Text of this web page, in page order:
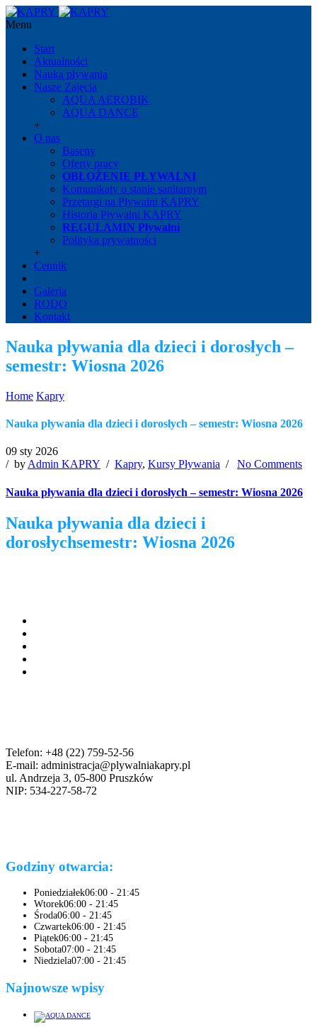
Menu
Start
Aktualności
Nauka pływania
Nasze Zajęcia
AQUA AEROBIK
AQUA DANCE
+
O nas
Baseny
Oferty pracy
OBŁOŻENIE PŁYWALNI
Komunikaty o stanie sanitarnym
Przetargi na Pływalni KAPRY
Historia Pływalni KAPRY
REGULAMIN Pływalni
Polityka prywatności
+
Cennik
Galeria
RODO
Kontakt
Nauka pływania dla dzieci i dorosłych –
semestr: Wiosna 2026
Home Kapry
Nauka pływania dla dzieci i dorosłych – semestr: Wiosna 2026
09 sty 2026
/ by Admin KAPRY / Kapry, Kursy Pływania / No Comments
Nauka pływania dla dzieci i dorosłych – semestr: Wiosna 2026
Nauka pływania dla dzieci i
dorosłychsemestr: Wiosna 2026
Telefon: +48 (22) 759-52-56
E-mail: administracja@plywalniakapry.pl
ul. Andrzeja 3, 05-800 Pruszków
NIP: 534-227-58-72
Godziny otwarcia:
Poniedziałek06:00 - 21:45
Wtorek06:00 - 21:45
Środa06:00 - 21:45
Czwartek06:00 - 21:45
Piątek06:00 - 21:45
Sobota07:00 - 21:45
Niedziela07:00 - 21:45
Najnowsze wpisy